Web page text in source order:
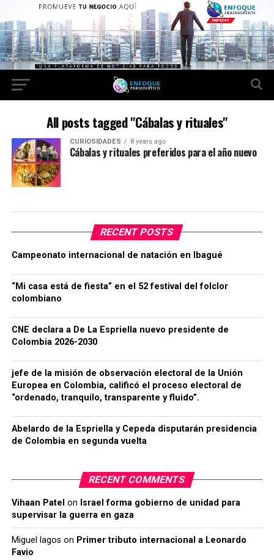
All posts tagged "Cábalas y rituales"
CURIOSIDADES 8 years ago
Cábalas y rituales preferidos para el año nuevo
RECENT POSTS
Campeonato internacional de natación en Ibagué
“Mi casa está de fiesta” en el 52 festival del folclor
colombiano
CNE declara a De La Espriella nuevo presidente de
Colombia 2026-2030
jefe de la misión de observación electoral de la Unión
Europea en Colombia, calificó el proceso electoral de
“ordenado, tranquilo, transparente y fluido”.
Abelardo de la Espriella y Cepeda disputarán presidencia
de Colombia en segunda vuelta
RECENT COMMENTS
Vihaan Patel on Israel forma gobierno de unidad para
supervisar la guerra en gaza
Miguel lagos on Primer tributo internacional a Leonardo
Favio